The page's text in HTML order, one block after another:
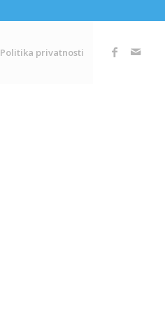
Politika privatnosti